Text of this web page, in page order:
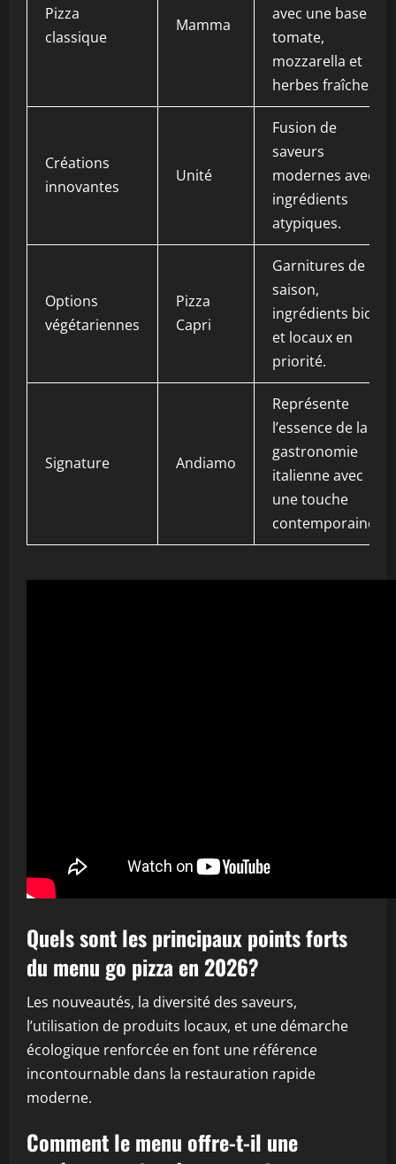
Pizza
classique
Mamma
avec une base
tomate,
mozzarella et
herbes fraîches.
Créations
innovantes
Unité
Fusion de
saveurs
modernes avec
ingrédients
atypiques.
Options
végétariennes
Pizza
Capri
Garnitures de
saison,
ingrédients bio
et locaux en
priorité.
Signature Andiamo
Représente
l’essence de la
gastronomie
italienne avec
une touche
contemporaine.
Quels sont les principaux points forts
du menu go pizza en 2026?
Les nouveautés, la diversité des saveurs,
l’utilisation de produits locaux, et une démarche
écologique renforcée en font une référence
incontournable dans la restauration rapide
moderne.
Comment le menu offre-t-il une